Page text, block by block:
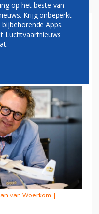
THE
BREIDT
van Woerkom |
op het beste van
Krijg onbeperkt
Apps.
Luchtvaartnieuws